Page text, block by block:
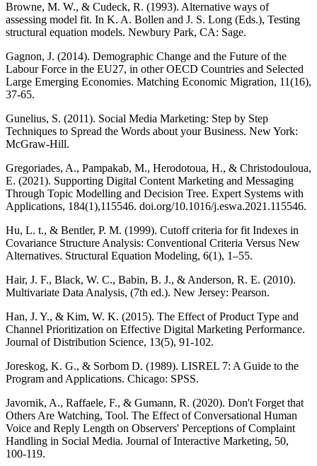
Browne, M. W., & Cudeck, R. (1993). Alternative ways of
assessing model fit. In K. A. Bollen and J. S. Long (Eds.), Testing
structural equation models. Newbury Park, CA: Sage.
Gagnon, J. (2014). Demographic Change and the Future of the
Labour Force in the EU27, in other OECD Countries and Selected
Large Emerging Economies. Matching Economic Migration, 11(16),
37-65.
Gunelius, S. (2011). Social Media Marketing: Step by Step
Techniques to Spread the Words about your Business. New York:
McGraw-Hill.
Gregoriades, A., Pampakab, M., Herodotoua, H., & Christodouloua,
E. (2021). Supporting Digital Content Marketing and Messaging
Through Topic Modelling and Decision Tree. Expert Systems with
Applications, 184(1),115546. doi.org/10.1016/j.eswa.2021.115546.
Hu, L. t., & Bentler, P. M. (1999). Cutoff criteria for fit Indexes in
Covariance Structure Analysis: Conventional Criteria Versus New
Alternatives. Structural Equation Modeling, 6(1), 1–55.
Hair, J. F., Black, W. C., Babin, B. J., & Anderson, R. E. (2010).
Multivariate Data Analysis, (7th ed.). New Jersey: Pearson.
Han, J. Y., & Kim, W. K. (2015). The Effect of Product Type and
Channel Prioritization on Effective Digital Marketing Performance.
Journal of Distribution Science, 13(5), 91-102.
Joreskog, K. G., & Sorbom D. (1989). LISREL 7: A Guide to the
Program and Applications. Chicago: SPSS.
Javornik, A., Raffaele, F., & Gumann, R. (2020). Don't Forget that
Others Are Watching, Tool. The Effect of Conversational Human
Voice and Reply Length on Observers' Perceptions of Complaint
Handling in Social Media. Journal of Interactive Marketing, 50,
100-119.